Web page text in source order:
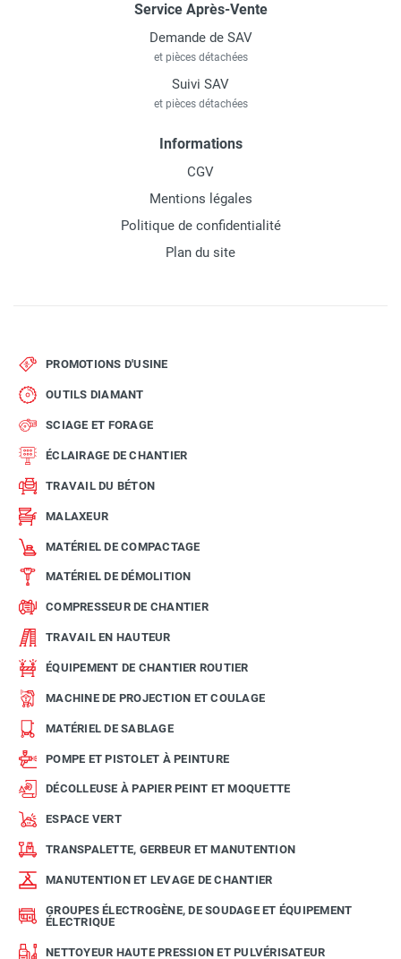
Service Après-Vente
Demande de SAV
et pièces détachées
Suivi SAV
et pièces détachées
Informations
CGV
Mentions légales
Politique de confidentialité
Plan du site
PROMOTIONS D'USINE
OUTILS DIAMANT
SCIAGE ET FORAGE
ÉCLAIRAGE DE CHANTIER
TRAVAIL DU BÉTON
MALAXEUR
MATÉRIEL DE COMPACTAGE
MATÉRIEL DE DÉMOLITION
COMPRESSEUR DE CHANTIER
TRAVAIL EN HAUTEUR
ÉQUIPEMENT DE CHANTIER ROUTIER
MACHINE DE PROJECTION ET COULAGE
MATÉRIEL DE SABLAGE
POMPE ET PISTOLET À PEINTURE
DÉCOLLEUSE À PAPIER PEINT ET MOQUETTE
ESPACE VERT
TRANSPALETTE, GERBEUR ET MANUTENTION
MANUTENTION ET LEVAGE DE CHANTIER
GROUPES ÉLECTROGÈNE, DE SOUDAGE ET ÉQUIPEMENT
ÉLECTRIQUE
NETTOYEUR HAUTE PRESSION ET PULVÉRISATEUR